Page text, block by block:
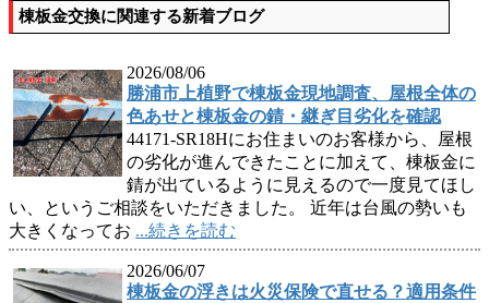
棟板金交換に関連する新着ブログ
2026/08/06
勝浦市上植野で棟板金現地調査、屋根全体の
色あせと棟板金の錆・継ぎ目劣化を確認
44171-SR18Hにお住まいのお客様から、屋根
の劣化が進んできたことに加えて、棟板金に
錆が出ているように見えるので一度見てほし
い、というご相談をいただきました。 近年は台風の勢いも
大きくなってお ...続きを読む
2026/06/07
棟板金の浮きは火災保険で直せる？適用条件